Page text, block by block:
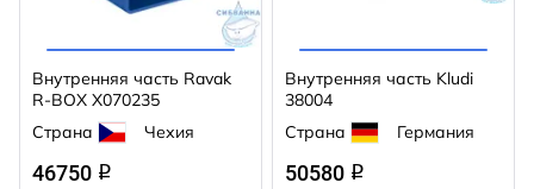
Внутренняя часть Ravak
R-BOX X070235
Страна
Чехия
46750 q
Внутренняя часть Kludi
38004
Страна
Германия
50580 q